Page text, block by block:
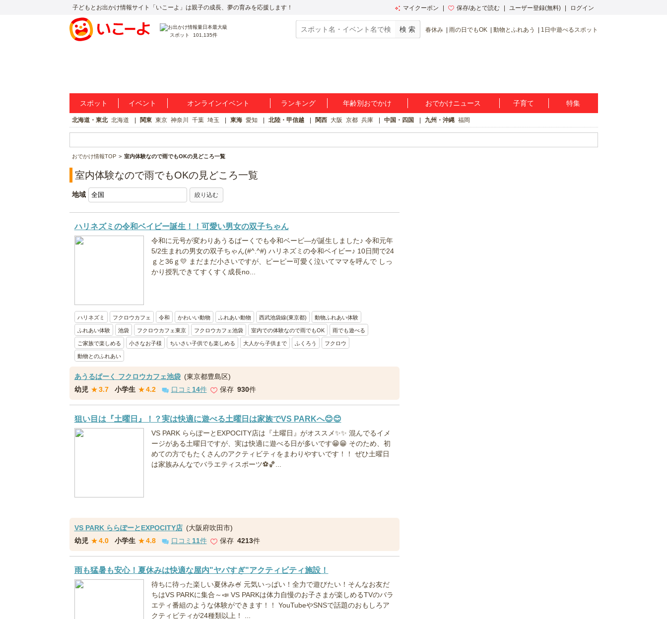
子どもとお出かけ情報サイト「いこーよ」は親子の成長、夢の育みを応援します！ マイクーポン 保存/あとで読む ユーザー登録(無料) ログイン
スポット 101,135件
春休み 雨の日でもOK 動物とふれあう 1日中遊べるスポット
スポット イベント オンラインイベント ランキング 年齢別おでかけ おでかけニュース 子育て 特集
北海道・東北 北海道 関東 東京 神奈川 千葉 埼玉 東海 愛知 北陸・甲信越 関西 大阪 京都 兵庫 中国・四国 九州・沖縄 福岡
おでかけ情報TOP 室内体験なので雨でもOKの見どころ一覧
室内体験なので雨でもOKの見どころ一覧
地域
ハリネズミの令和ベイビー誕生！！可愛い男女の双子ちゃん
令和に元号が変わりあうるぱーくでも令和ベービ―が誕生しました♪ 令和元年
5/2生まれの男女の双子ちゃん(#^.^#) ハリネズミの令和ベイビー♪ 10日間で24
ｇと36ｇ💛 まだまだ小さいですが、ピーピー可愛く泣いてママを呼んで しっ
かり授乳できてすくすく成長no...
ハリネズミ フクロウカフェ 令和 かわいい動物 ふれあい動物 西武池袋線(東京都) 動物ふれあい体験
ふれあい体験 池袋 フクロウカフェ東京 フクロウカフェ池袋 室内での体験なので雨でもOK 雨でも遊べる
ご家族で楽しめる 小さなお子様 ちいさい子供でも楽しめる 大人から子供まで ふくろう フクロウ
動物とのふれあい
あうるぱーく フクロウカフェ池袋 (東京都豊島区)
幼児 ★3.7 小学生 ★4.2 口コミ 14件 保存 930件
狙い目は『土曜日』！？実は快適に遊べる土曜日は家族でVS PARKへ😊😊
VS PARK ららぽーとEXPOCITY店は『土曜日』がオススメ✨✨ 混んでるイメ
ージがある土曜日ですが、実は快適に遊べる日が多いです😁😁 そのため、初
めての方でもたくさんのアクティビティをまわりやすいです！！ ぜひ土曜日
は家族みんなでバラエティスポーツ⚽🏀...
VS PARK ららぽーとEXPOCITY店 (大阪府吹田市)
幼児 ★4.0 小学生 ★4.8 口コミ 11件 保存 4213件
雨も猛暑も安心！夏休みは快適な屋内"ヤバすぎ"アクティビティ施設！
待ちに待った楽しい夏休み🍧 元気いっぱい！全力で遊びたい！そんなお友だ
ちはVS PARKに集合～📣 VS PARKは体力自慢のお子さまが楽しめるTVのバラ
エティ番組のような体験ができます！！ YouTubeやSNSで話題のおもしろア
クティビティが24種類以上！ ...